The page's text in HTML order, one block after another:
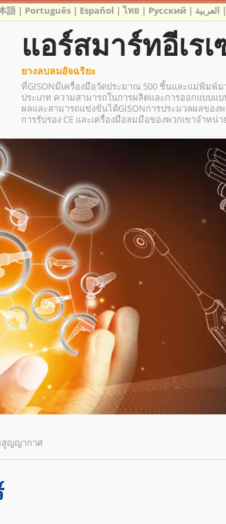
แอร์สมาร์ทอีเรเ
ยางลบลมอัจฉริยะ
ที่GISONมีเครื่องมือวัดประมาณ 500 ชิ้นและแม่พิมพ์
ประเภท ความสามารถในการผลิตและการออกแบบ
ผลและสามารถแข่งขันได้GISONการประมวลผลของ
การรับรอง CE และเครื่องมือลมมือของพวกเขาจำหน่
สูญญากาศ
語 | Português | Español |ไทย | Русский | العربية |